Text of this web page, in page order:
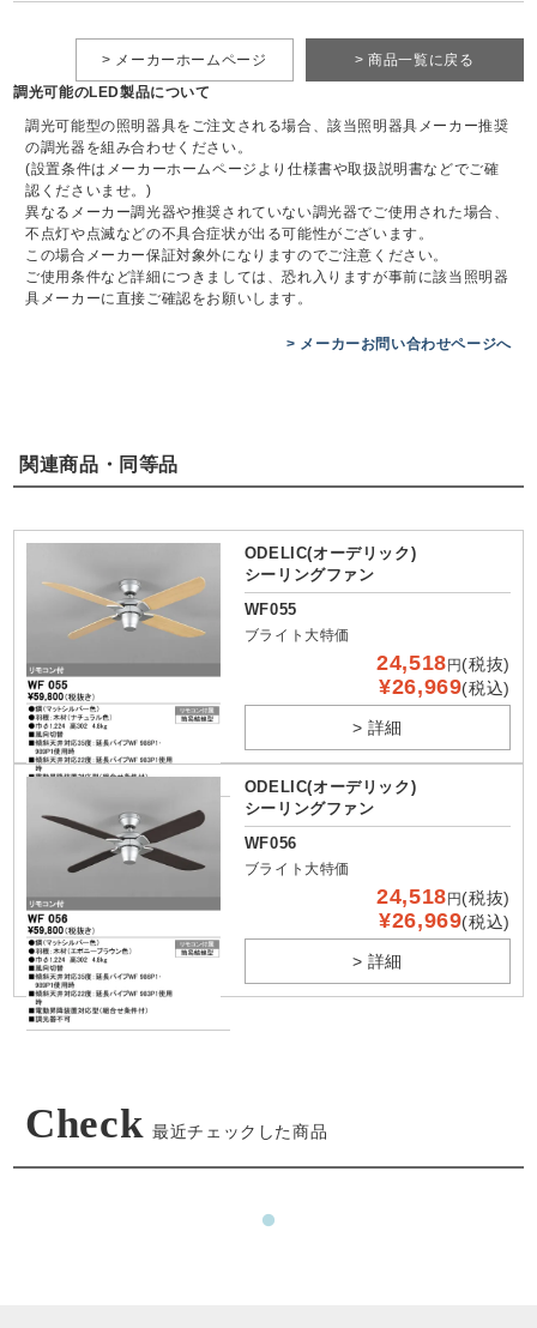
> 商品一覧に戻る
> メーカーホームページ
調光可能のLED製品について
調光可能型の照明器具をご注文される場合、該当照明器具メーカー推奨
の調光器を組み合わせください。
(設置条件はメーカーホームページより仕様書や取扱説明書などでご確
認くださいませ。)
異なるメーカー調光器や推奨されていない調光器でご使用された場合、
不点灯や点滅などの不具合症状が出る可能性がございます。
この場合メーカー保証対象外になりますのでご注意ください。
ご使用条件など詳細につきましては、恐れ入りますが事前に該当照明器
具メーカーに直接ご確認をお願いします。
> メーカーお問い合わせページへ
関連商品・同等品
ODELIC(オーデリック)
シーリングファン
WF055
ブライト大特価
24,518 円 (税抜)
¥26,969(税込)
> 詳細
ODELIC(オーデリック)
シーリングファン
WF056
ブライト大特価
24,518 円 (税抜)
¥26,969(税込)
> 詳細
Check 最近チェックした商品